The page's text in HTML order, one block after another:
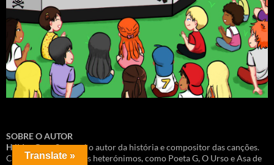
SOBRE O AUTOR
Hélder Grau Santosé o autor da história e compositor das canções.
Criador deste e outros heterónimos, como Poeta G, O Urso e Asa de
Translate »